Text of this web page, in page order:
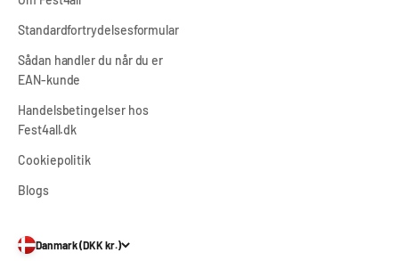
Standardfortrydelsesformular
Sådan handler du når du er
EAN-kunde
Handelsbetingelser hos
Fest4all.dk
Cookiepolitik
Blogs
Danmark (DKK kr.)